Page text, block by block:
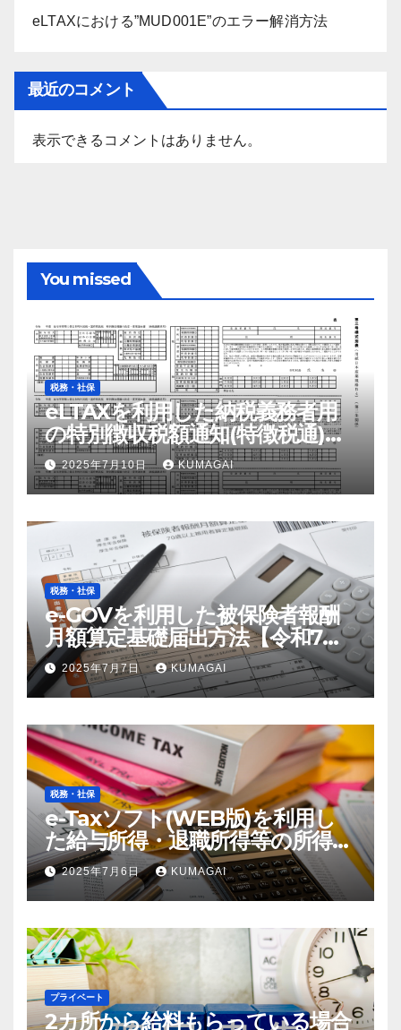
eLTAXにおける”MUD001E”のエラー解消方法
最近のコメント
表示できるコメントはありません。
You missed
税務・社保
eLTAXを利用した納税義務者用
の特別徴収税額通知(特徴税通)の
配布および確認の流れ【令和7
年；2025年】
2025年7月10日 KUMAGAI
税務・社保
e-GOVを利用した被保険者報酬
月額算定基礎届出方法【令和7
年；2025年届出】
2025年7月7日 KUMAGAI
税務・社保
e-Taxソフト(WEB版)を利用し
た給与所得・退職所得等の所得税
徴収高計算書の作成方法【令和7
年；2025年分】(創業4年目)
2025年7月6日 KUMAGAI
プライベート
2カ所から給料もらっている場合